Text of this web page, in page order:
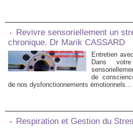
Revivre sensoriellement un
chronique. Dr Marik CASSARD
Entretien
Dans
de
de nos dysfonctionnements
Respiration et Gestion du